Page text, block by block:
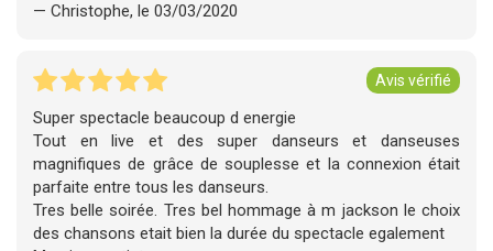
— Christophe, le 03/03/2020
Avis vérifié
Super spectacle beaucoup d energie
Tout en live et des super danseurs et danseuses
magnifiques de grâce de souplesse et la connexion était
parfaite entre tous les danseurs.
Tres belle soirée. Tres bel hommage à m jackson le choix
des chansons etait bien la durée du spectacle egalement